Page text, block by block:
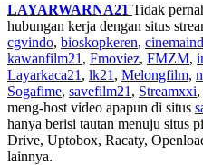
LAYARWARNA21 Tidak
hubungan kerja dengan situs
cgvindo, bioskopkeren,
kawanfilm21 , Fmoviez, FMZM,
Layarkaca21 , lk21 , Melongfilm,
Sogafime, savefilm21 , Streamxxi
meng-host video apapun di situs
hanya berisi tautan menuju situs
Drive, Uptobox, Racaty,
lainnya.